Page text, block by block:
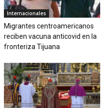
Internacionales
Migrantes centroamericanos
reciben vacuna anticovid en la
fronteriza Tijuana